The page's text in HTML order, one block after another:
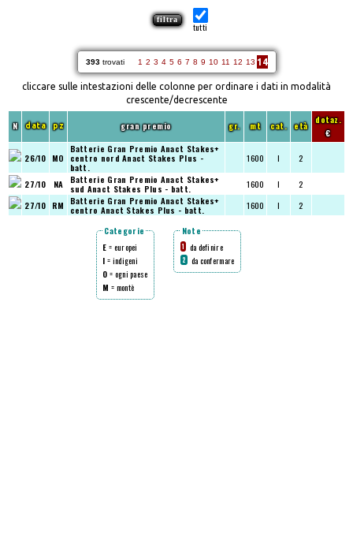
tutti
393trovati 1 2 3 4 5 6 7 8 9 10 11 12 13 14
cliccare sulle intestazioni delle colonne per ordinare i dati in modalità
crescente/decrescente
N data pz gran premio gr. mt cat. età
dotaz.
€
26/10 MO
Batterie Gran Premio Anact Stakes+
centro nordAnact Stakes Plus -
batt.
1600 I 2
27/10 NA Batterie Gran Premio Anact Stakes+
sud Anact Stakes Plus - batt. 1600 I
2
27/10 RM Batterie Gran Premio Anact Stakes+
centro Anact Stakes Plus - batt. 1600 I 2
Categorie
E = europei
I = indigeni
O = ogni paese
M = montè
Note
1 da definire
2 da confermare